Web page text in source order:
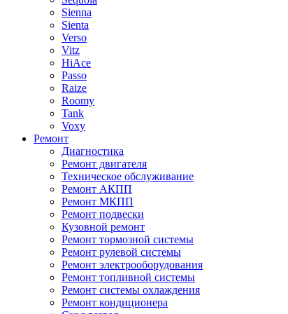
Sienna
Sienta
Verso
Vitz
HiAce
Passo
Raize
Roomy
Tank
Voxy
Ремонт
Диагностика
Ремонт двигателя
Техническое обслуживание
Ремонт АКПП
Ремонт МКПП
Ремонт подвески
Кузовной ремонт
Ремонт тормозной системы
Ремонт рулевой системы
Ремонт электрооборудования
Ремонт топливной системы
Ремонт системы охлаждения
Ремонт кондиционера